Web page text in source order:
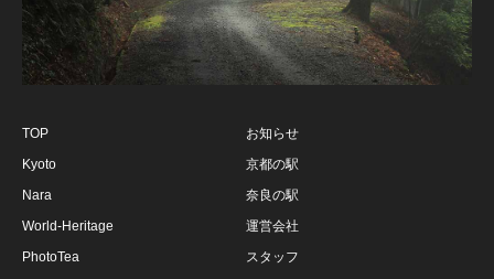
TOP
Kyoto
Nara
World-Heritage
PhotoTea
お知らせ
京都の駅
奈良の駅
運営会社
スタッフ